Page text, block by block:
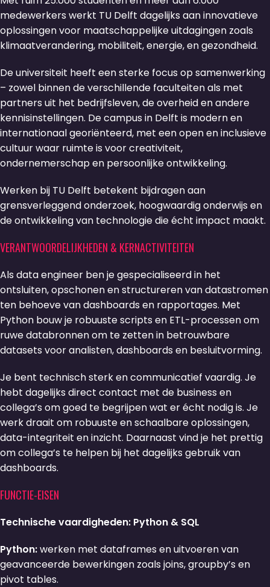
medewerkers werkt TU Delft dagelijks aan innovatieve
oplossingen voor maatschappelijke uitdagingen zoals
klimaatverandering, mobiliteit, energie, en gezondheid.
De universiteit heeft een sterke focus op samenwerking
– zowel binnen de verschillende faculteiten als met
partners uit het bedrijfsleven, de overheid en andere
kennisinstellingen. De campus in Delft is modern en
internationaal georiënteerd, met een open en inclusieve
cultuur waar ruimte is voor creativiteit,
ondernemerschap en persoonlijke ontwikkeling.
Werken bij TU Delft betekent bijdragen aan
grensverleggend onderzoek, hoogwaardig onderwijs en
de ontwikkeling van technologie die écht impact maakt.
VERANTWOORDELIJKHEDEN & KERNACTIVITEITEN
Als data engineer ben je gespecialiseerd in het
ontsluiten, opschonen en structureren van datastromen
ten behoeve van dashboards en rapportages. Met
Python bouw je robuuste scripts en ETL-processen om
ruwe databronnen om te zetten in betrouwbare
datasets voor analisten, dashboards en besluitvorming.
Je bent technisch sterk en communicatief vaardig. Je
hebt dagelijks direct contact met de business en
collega’s om goed te begrijpen wat er écht nodig is. Je
werk draait om robuuste en schaalbare oplossingen,
data-integriteit en inzicht. Daarnaast vind je het prettig
om collega’s te helpen bij het dagelijks gebruik van
dashboards.
FUNCTIE-EISEN
Technische vaardigheden: Python & SQL
Python:werken met dataframes en uitvoeren van
geavanceerde bewerkingen zoals joins, groupby’s en
pivot tables.